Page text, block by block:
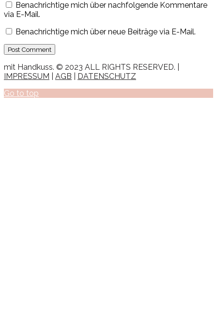
Benachrichtige mich über nachfolgende Kommentare
via E-Mail.
Benachrichtige mich über neue Beiträge via E-Mail.
mit Handkuss. © 2023 ALL RIGHTS RESERVED. |
IMPRESSUM
AGB
DATENSCHUTZ
Go to top